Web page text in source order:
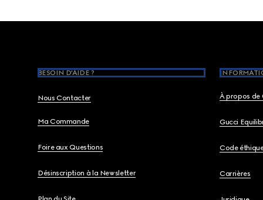
BESOIN D'AIDE ?
Nous Contacter
Ma Commande
Foire aux Questions
Désinscription à la Newsletter
À propos de
Gucci
Code
Carrières